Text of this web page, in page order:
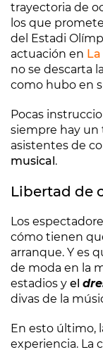
trayectoria de
los que promete
del Estadi
actuación en
no se descarta
como hubo en
Pocas
siempre hay un
asistentes de
musical.
Libertad de
Los
cómo tienen
arranque. Y es
de moda en la
estadios y el
divas de la
En esto último,
experiencia. La